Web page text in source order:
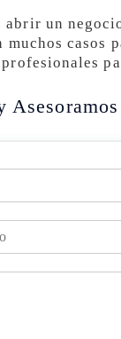
abrir un
muchos casos
Asesoramos